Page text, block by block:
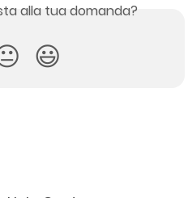
alla tua domanda?
😃